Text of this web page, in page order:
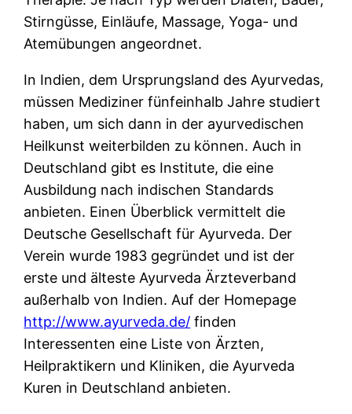
Stirngüsse, Einläufe, Massage, Yoga- und
Atemübungen angeordnet.
In Indien, dem Ursprungsland des Ayurvedas,
müssen Mediziner fünfeinhalb Jahre studiert
haben, um sich dann in der ayurvedischen
Heilkunst weiterbilden zu können. Auch in
Deutschland gibt es Institute, die eine
Ausbildung nach indischen Standards
anbieten. Einen Überblick vermittelt die
Deutsche Gesellschaft für Ayurveda. Der
Verein wurde 1983 gegründet und ist der
erste und älteste Ayurveda Ärzteverband
außerhalb von Indien. Auf der Homepage
http://www.ayurveda.de/ finden
Interessenten eine Liste von Ärzten,
Heilpraktikern und Kliniken, die Ayurveda
Kuren in Deutschland anbieten.